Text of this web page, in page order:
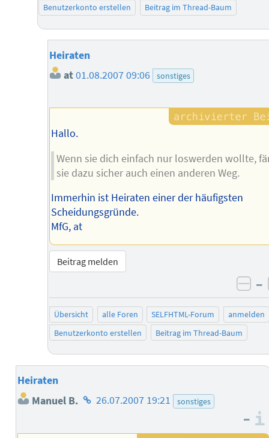
Benutzerkonto erstellen
Beitrag im Thread-Baum
Heiraten
at01.08.2007 09:06 sonstiges
Hallo.
Wenn sie dich einfach nur loswerden wollte,
sie dazu sicher auch einen anderen Weg.
Immerhin ist Heiraten einer der häufigsten
Scheidungsgründe.
MfG, at
Beitrag melden
–
Übersicht alle Foren SELFHTML-Forum
anmelden
Benutzerkonto erstellen
Beitrag im Thread-Baum
Heiraten
Manuel B. Homepage
Autors
26.07.2007 19:21 sonstiges
–